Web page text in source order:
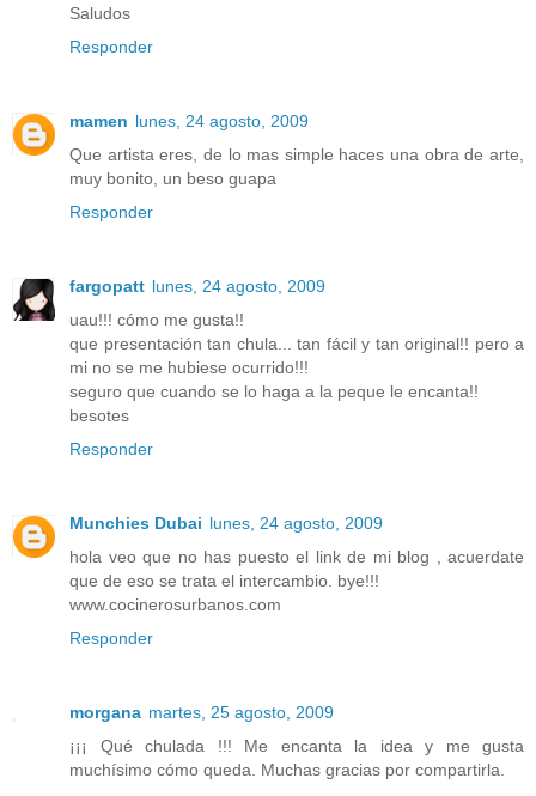
Saludos
Responder
mamen lunes, 24 agosto, 2009
Que artista eres, de lo mas simple haces una obra de arte,
muy bonito, un beso guapa
Responder
fargopatt lunes, 24 agosto, 2009
uau!!! cómo me gusta!!
que presentación tan chula... tan fácil y tan original!! pero a
mi no se me hubiese ocurrido!!!
seguro que cuando se lo haga a la peque le encanta!!
besotes
Responder
Munchies Dubai lunes, 24 agosto, 2009
hola veo que no has puesto el link de mi blog , acuerdate
que de eso se trata el intercambio. bye!!!
www.cocinerosurbanos.com
Responder
morgana martes, 25 agosto, 2009
¡¡¡ Qué chulada !!! Me encanta la idea y me gusta
muchísimo cómo queda. Muchas gracias por compartirla.